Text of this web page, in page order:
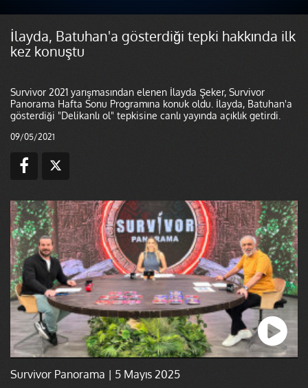
İlayda, Batuhan'a gösterdiği tepki hakkında ilk
kez konuştu
Survivor 2021 yarışmasından elenen İlayda Şeker, Survivor
Panorama Hafta Sonu Programına konuk oldu. İlayda, Batuhan'a
gösterdiği "Delikanlı ol" tepkisine canlı yayında açıklık getirdi.
09/05/2021
Survivor Panorama | 5 Mayıs 2025